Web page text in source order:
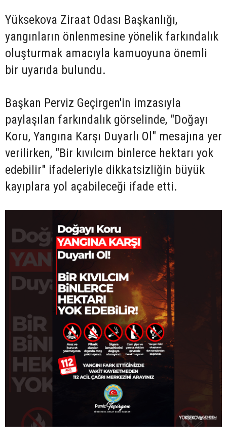
Yüksekova Ziraat Odası Başkanlığı,
yangınların önlenmesine yönelik farkındalık
oluşturmak amacıyla kamuoyuna önemli
bir uyarıda bulundu.
Başkan Perviz Geçirgen'in imzasıyla
paylaşılan farkındalık görselinde, "Doğayı
Koru, Yangına Karşı Duyarlı Ol" mesajına yer
verilirken, "Bir kıvılcım binlerce hektarı yok
edebilir" ifadeleriyle dikkatsizliğin büyük
kayıplara yol açabileceği ifade etti.